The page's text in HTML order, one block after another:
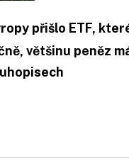
přišlo ETF,
většinu peněz